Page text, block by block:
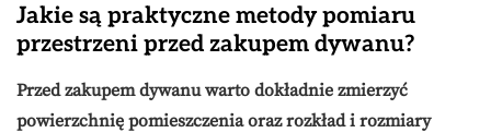
Jakie są praktyczne metody pomiaru
przestrzeni przed zakupem dywanu?
Przed zakupem dywanu warto dokładnie zmierzyć
powierzchnię pomieszczenia oraz rozkład i rozmiary